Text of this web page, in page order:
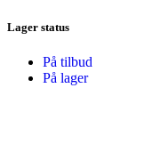
Lager status
På tilbud
På lager